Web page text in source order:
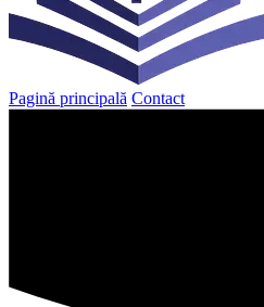
Pagină principală Contact